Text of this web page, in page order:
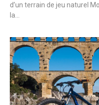
d’un terrain de jeu naturel
la...